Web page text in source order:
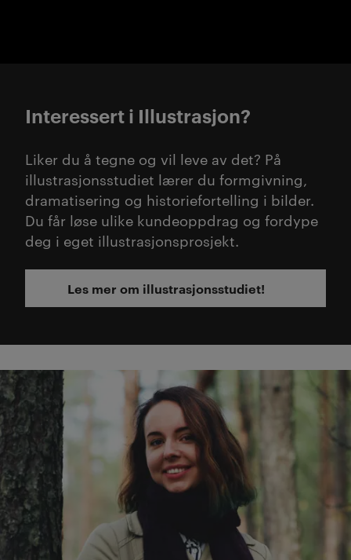
Interessert i Illustrasjon?
Liker du å tegne og vil leve av det? På
illustrasjonsstudiet lærer du formgivning,
dramatisering og historiefortelling i bilder.
Du får løse ulike kundeoppdrag og fordype
deg i eget illustrasjonsprosjekt.
Les mer om illustrasjonsstudiet!